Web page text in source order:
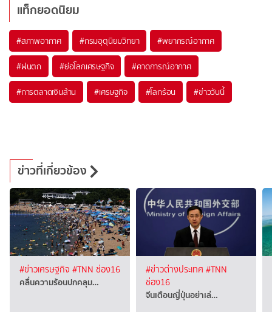
แท็กยอดนิยม
#สภาพอากาศ #กรมอุตุนิยมวิทยา #พยากรณ์อากาศ
#ฝนตก #ย่อโลกเศรษฐกิจ #คาดการณ์อากาศ
#การตลาดเงินล้าน #เศรษฐกิจ #โลกร้อน #ข่าววันนี้
ข่าวที่เกี่ยวข้อง
#ข่าวเศรษฐกิจ #TNN ช่อง16
คลื่นความร้อนปกคลุม…
#ข่าวต่างประเทศ #TNN
ช่อง16
จีนเตือนญี่ปุ่นอย่าเล่…